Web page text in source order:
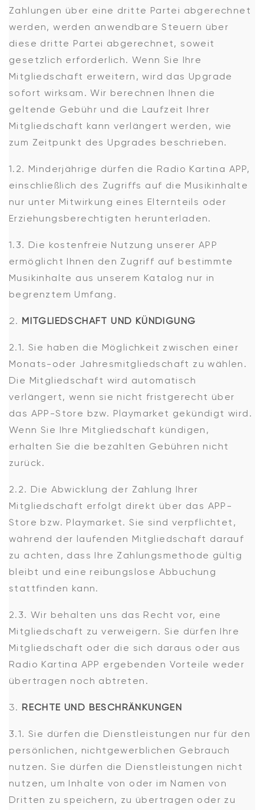
Zahlungen über eine dritte Partei abgerechnet
werden, werden anwendbare Steuern über
diese dritte Partei abgerechnet, soweit
gesetzlich erforderlich. Wenn Sie Ihre
Mitgliedschaft erweitern, wird das Upgrade
sofort wirksam. Wir berechnen Ihnen die
geltende Gebühr und die Laufzeit Ihrer
Mitgliedschaft kann verlängert werden, wie
zum Zeitpunkt des Upgrades beschrieben.
1.2. Minderjährige dürfen die Radio Kartina APP,
einschließlich des Zugriffs auf die Musikinhalte
nur unter Mitwirkung eines Elternteils oder
Erziehungsberechtigten herunterladen.
1.3. Die kostenfreie Nutzung unserer APP
ermöglicht Ihnen den Zugriff auf bestimmte
Musikinhalte aus unserem Katalog nur in
begrenztem Umfang.
MITGLIEDSCHAFT UND KÜNDIGUNG
2.1. Sie haben die Möglichkeit zwischen einer
Monats-oder Jahresmitgliedschaft zu wählen.
Die Mitgliedschaft wird automatisch
verlängert, wenn sie nicht fristgerecht über
das APP-Store bzw. Playmarket gekündigt wird.
Wenn Sie Ihre Mitgliedschaft kündigen,
erhalten Sie die bezahlten Gebühren nicht
zurück.
2.2. Die Abwicklung der Zahlung Ihrer
Mitgliedschaft erfolgt direkt über das APP-
Store bzw. Playmarket. Sie sind verpflichtet,
während der laufenden Mitgliedschaft darauf
zu achten, dass Ihre Zahlungsmethode gültig
bleibt und eine reibungslose Abbuchung
stattfinden kann.
2.3. Wir behalten uns das Recht vor, eine
Mitgliedschaft zu verweigern. Sie dürfen Ihre
Mitgliedschaft oder die sich daraus oder aus
Radio Kartina APP ergebenden Vorteile weder
übertragen noch abtreten.
RECHTE UND BESCHRÄNKUNGEN
3.1. Sie dürfen die Dienstleistungen nur für den
persönlichen, nichtgewerblichen Gebrauch
nutzen. Sie dürfen die Dienstleistungen nicht
nutzen, um Inhalte von oder im Namen von
Dritten zu speichern, zu übertragen oder zu